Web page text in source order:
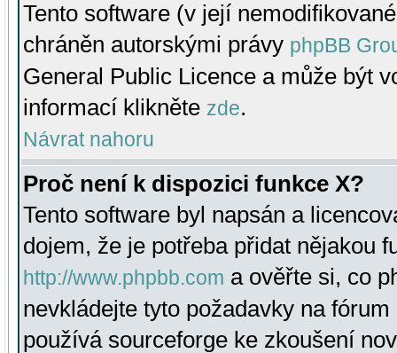
Tento software (v její
chráněn autorskými právy phpBB
General Public Licence a může být
informací klikněte zde.
Návrat nahoru
Proč není k dispozici funkce X?
Tento software byl napsán a
dojem, že je potřeba přidat nějakou
http://www.phpbb.com a ověřte si, co
nevkládejte tyto požadavky na
používá sourceforge ke zkoušení